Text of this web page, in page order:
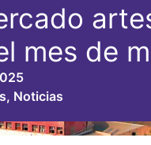
mes de
, Noticias